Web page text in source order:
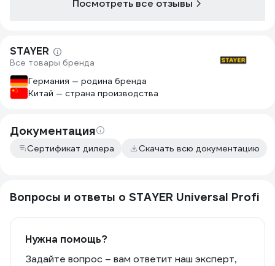
Посмотреть все отзывы
STAYER
Все товары бренда
Германия — родина бренда
Китай — страна производства
Документация
Сертификат дилера Скачать всю документацию
Вопросы и ответы о STAYER Universal Profi
Нужна помощь?
Задайте вопрос – вам ответит наш эксперт,